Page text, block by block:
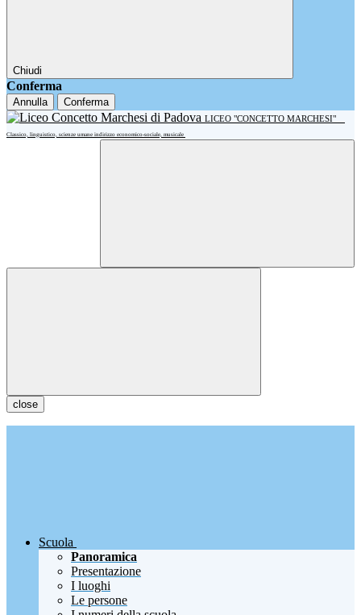
Chiudi
Conferma
Annulla Conferma
LICEO "CONCETTO MARCHESI"
Classico, linguistico, scienze umane indirizzo economico-sociale, musicale
close
Scuola
Panoramica
Presentazione
I luoghi
Le persone